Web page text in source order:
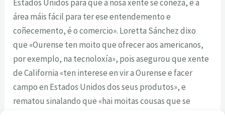
Estados Unidos para que a nosa xente se coñeza, e a
área máis fácil para ter ese entendemento e
coñecemento, é o comercio». Loretta Sánchez dixo
que «Ourense ten moito que ofrecer aos americanos,
por exemplo, na tecnoloxía», pois asegurou que xente
de California «ten interese en vir a Ourense e facer
campo en Estados Unidos dos seus produtos», e
rematou sinalando que «hai moitas cousas que se